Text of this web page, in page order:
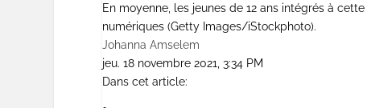
En moyenne, les jeunes de 12 ans intégrés à
numériques (Getty Images/iStockphoto).
Johanna Amselem
jeu. 18 novembre 2021, 3:34 PM
Dans cet article: